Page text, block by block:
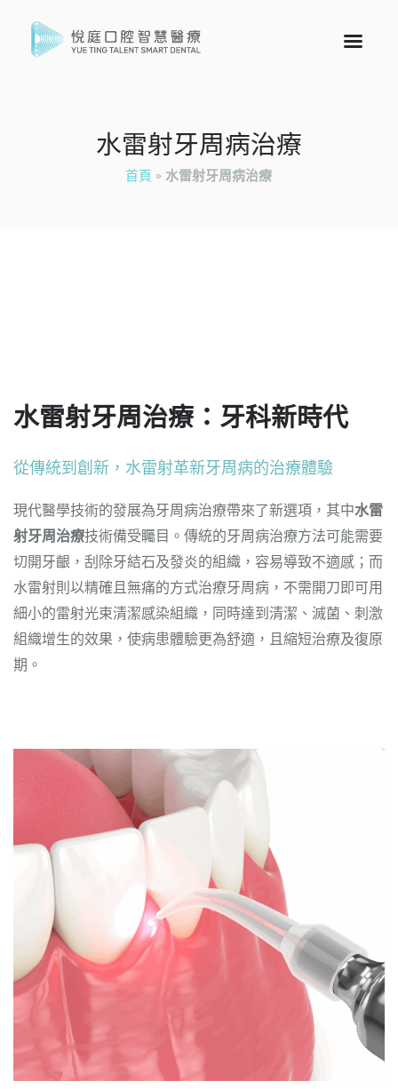
水雷射牙周病治療
首頁 »水雷射牙周病治療
水雷射牙周治療：牙科新時代
從傳統到創新，水雷射革新牙周病的治療體驗
現代醫學技術的發展為牙周病治療帶來了新選項，其中水雷
射牙周治療技術備受矚目。傳統的牙周病治療方法可能需要
切開牙齦，刮除牙結石及發炎的組織，容易導致不適感；而
水雷射則以精確且無痛的方式治療牙周病，不需開刀即可用
細小的雷射光束清潔感染組織，同時達到清潔、滅菌、刺激
組織增生的效果，使病患體驗更為舒適，且縮短治療及復原
期。